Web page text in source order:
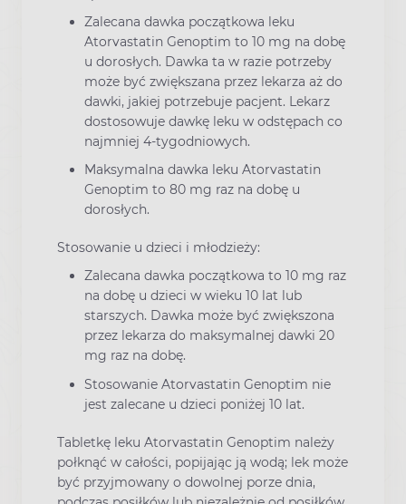
Zalecana dawka początkowa leku
Atorvastatin Genoptim to 10 mg na dobę
u dorosłych. Dawka ta w razie potrzeby
może być zwiększana przez lekarza aż do
dawki, jakiej potrzebuje pacjent. Lekarz
dostosowuje dawkę leku w odstępach co
najmniej 4-tygodniowych.
Maksymalna dawka leku Atorvastatin
Genoptim to 80 mg raz na dobę u
dorosłych.
Stosowanie u dzieci i młodzieży:
Zalecana dawka początkowa to 10 mg raz
na dobę u dzieci w wieku 10 lat lub
starszych. Dawka może być zwiększona
przez lekarza do maksymalnej dawki 20
mg raz na dobę.
Stosowanie Atorvastatin Genoptim nie
jest zalecane u dzieci poniżej 10 lat.
Tabletkę leku Atorvastatin Genoptim należy
połknąć w całości, popijając ją wodą; lek może
być przyjmowany o dowolnej porze dnia,